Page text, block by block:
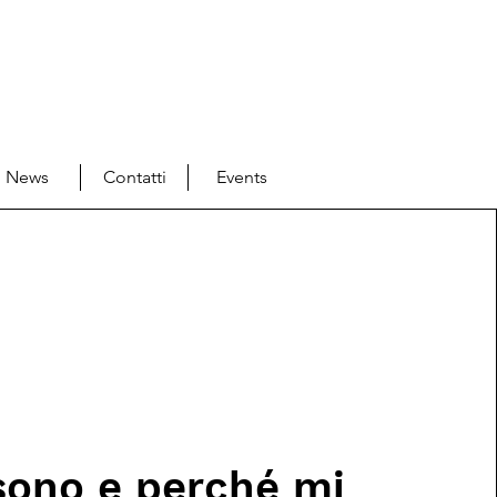
News Contatti Events
e perché mi